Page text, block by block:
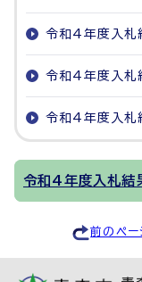
令和4年度入札
令和4年度入札
令和4年度入札
令和4年度入札結
前のペー